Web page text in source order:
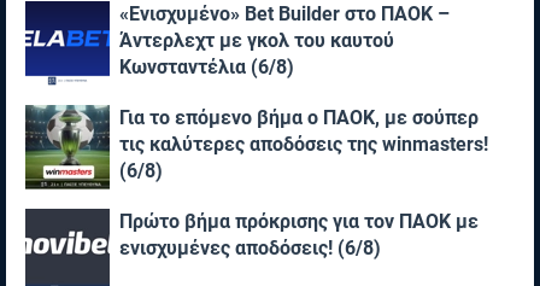
«Ενισχυμένο» Bet Builder στο ΠΑΟΚ –
Άντερλεχτ με γκολ του καυτού
Κωνσταντέλια (6/8)
Για το επόμενο βήμα ο ΠΑΟΚ, με σούπερ
τις καλύτερες αποδόσεις της winmasters!
(6/8)
Πρώτο βήμα πρόκρισης για τον ΠΑΟΚ με
ενισχυμένες αποδόσεις! (6/8)